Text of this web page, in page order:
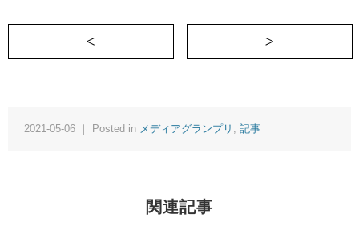
＜ 留学中に出会ったカナダ人の彼、とも
2021-05-06 ｜ Posted in メディアグランプリ 記事
関連記事